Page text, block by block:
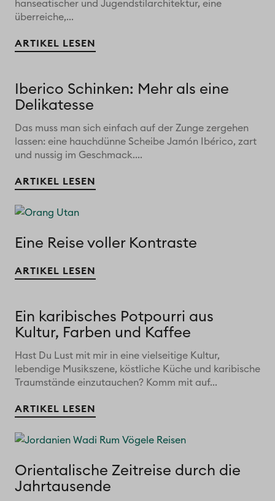
hanseatischer und Jugendstilarchitektur, eine
überreiche,...
ARTIKEL LESEN
Iberico Schinken: Mehr als eine
Delikatesse
Das muss man sich einfach auf der Zunge zergehen
lassen: eine hauchdünne Scheibe Jamón Ibérico, zart
und nussig im Geschmack....
ARTIKEL LESEN
Eine Reise voller Kontraste
ARTIKEL LESEN
Ein karibisches Potpourri aus
Kultur, Farben und Kaffee
Hast Du Lust mit mir in eine vielseitige Kultur,
lebendige Musikszene, köstliche Küche und karibische
Traumstände einzutauchen? Komm mit auf...
ARTIKEL LESEN
Orientalische Zeitreise durch die
Jahrtausende